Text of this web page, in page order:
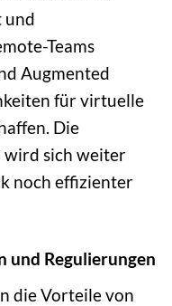
und
Teams
Augmented
für virtuelle
Die
sich weiter
noch effizienter
und Regulierungen
die Vorteile von